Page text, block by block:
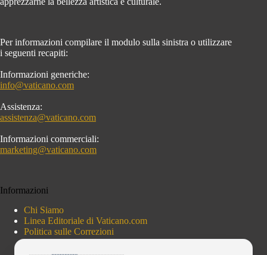
Per informazioni compilare il modulo sulla sinistra o utilizzare
i seguenti recapiti:
Informazioni generiche:
info@vaticano.com
Assistenza:
assistenza@vaticano.com
Informazioni commerciali:
marketing@vaticano.com
Informazioni
Chi Siamo
Linea Editoriale di Vaticano.com
Politica sulle Correzioni